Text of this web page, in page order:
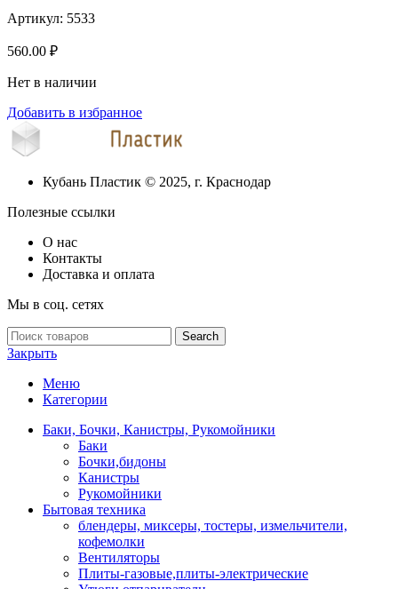
Артикул: 5533
560.00 ₽
Нет в наличии
Добавить в избранное
Кубань Пластик © 2025, г. Краснодар
Полезные ссылки
О нас
Контакты
Доставка и оплата
Мы в соц. сетях
Search
Закрыть
Меню
Категории
Баки, Бочки, Канистры, Рукомойники
Баки
Бочки,бидоны
Канистры
Рукомойники
Бытовая техника
блендеры, миксеры, тостеры, измельчители,
кофемолки
Вентиляторы
Плиты-газовые,плиты-электрические